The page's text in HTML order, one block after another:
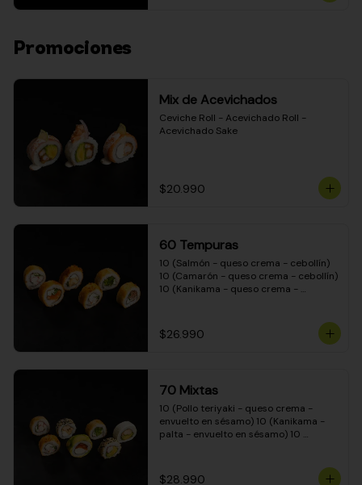
Promociones
Mix de Acevichados
Ceviche Roll - Acevichado Roll -
Acevichado Sake
$20.990
60 Tempuras
10 (Salmón - queso crema - cebollín)
10 (Camarón - queso crema - cebollín)
10 (Kanikama - queso crema -
crema - cebollín) 10 (Carne - queso
crema - cebollín)
$26.990
70 Mixtas
10 (Pollo teriyaki - queso crema -
envuelto en sésamo) 10 (Kanikama -
palta - envuelto en sésamo) 10
- envuelto en queso crema) 10
$28.990